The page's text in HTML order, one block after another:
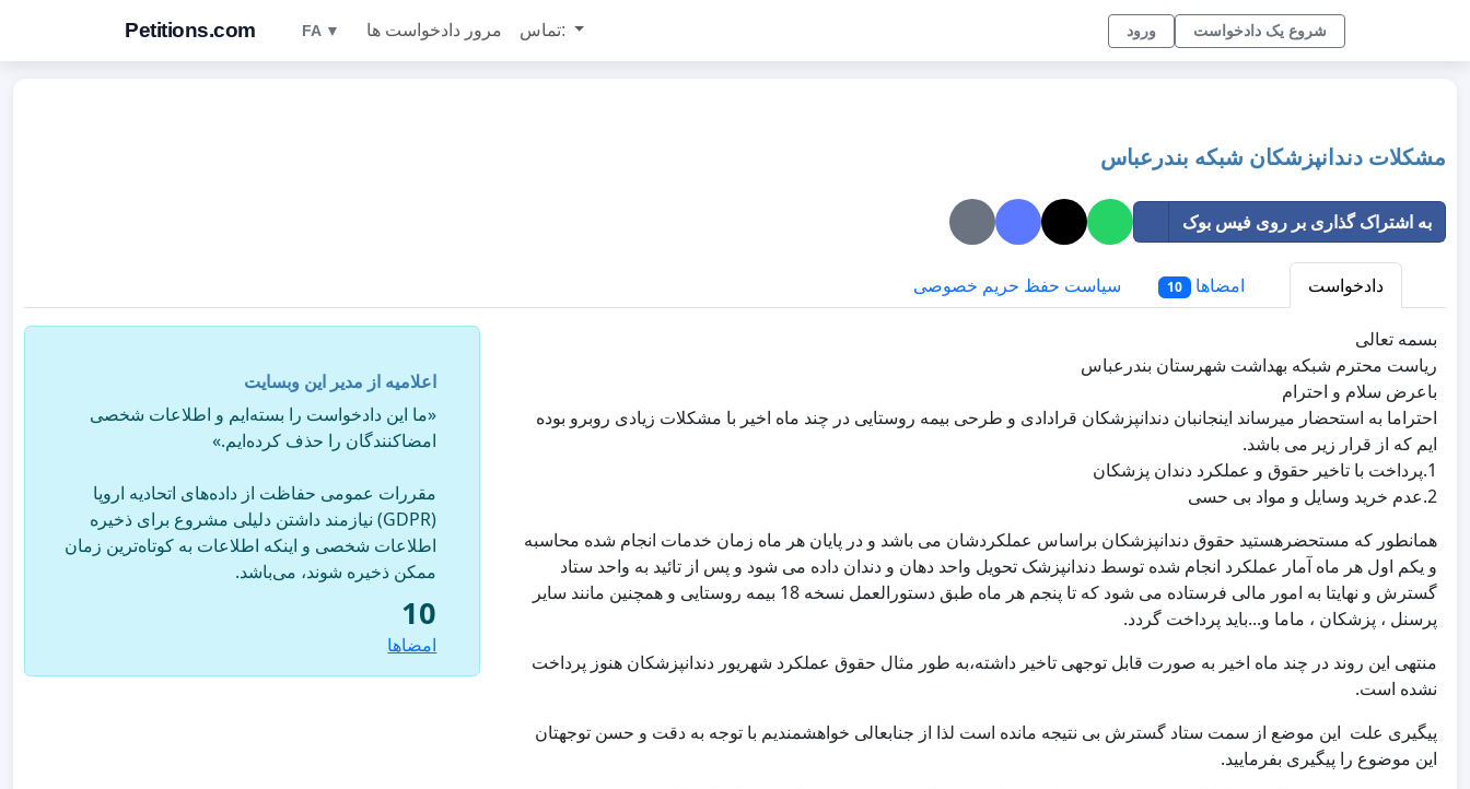
Petitions.com FA ▼ مرور دادخواست ها تماس: ورود شروع یک دادخواست
مشکلات دندانپزشکان شبکه بندرعباس
به اشتراک گذاری بر روی فیس بوک
دادخواست امضاها 10 سیاست حفظ حریم خصوصی
بسمه تعالی
ریاست محترم شبکه بهداشت شهرستان بندرعباس
باعرض سلام و احترام
احتراما به استحضار میرساند اینجانبان دندانپزشکان قرادادی و طرحی بیمه روستایی در چند ماه اخیر با مشکلات زیادی روبرو بوده
ایم که از قرار زیر می باشد.
1.پرداخت با تاخیر حقوق و عملکرد دندان پزشکان
2.عدم خرید وسایل و مواد بی حسی
همانطور که مستحضرهستید حقوق دندانپزشکان براساس عملکردشان می باشد و در پایان هر ماه زمان خدمات انجام شده محاسبه
و یکم اول هر ماه آمار عملکرد انجام شده توسط دندانپزشک تحویل واحد دهان و دندان داده می شود و پس از تائید به واحد ستاد
گسترش و نهایتا به امور مالی فرستاده می شود که تا پنجم هر ماه طبق دستورالعمل نسخه 18 بیمه روستایی و همچنین مانند سایر
پرسنل ، پزشکان ، ماما و...باید پرداخت گردد.
منتهی این روند در چند ماه اخیر به صورت قابل توجهی تاخیر داشته،به طور مثال حقوق عملکرد شهریور دندانپزشکان هنوز پرداخت
نشده است.
پیگیری علت این موضع از سمت ستاد گسترش بی نتیجه مانده است لذا از جنابعالی خواهشمندیم با توجه به دقت و حسن توجهتان
این موضوع را پیگیری بفرمایید.
اعلامیه از مدیر این وبسایت
«ما این دادخواست را بسته‌ایم و اطلاعات شخصی
امضاکنندگان را حذف کرده‌ایم.»
مقررات عمومی حفاظت از داده‌های اتحادیه اروپا
(GDPR) نیازمند داشتن دلیلی مشروع برای ذخیره
اطلاعات شخصی و اینکه اطلاعات به کوتاه‌ترین زمان
ممکن ذخیره شوند، می‌باشد.
10
امضاها